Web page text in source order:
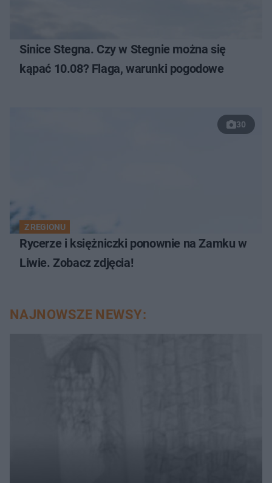
Sinice Stegna. Czy w Stegnie można się
kąpać 10.08? Flaga, warunki pogodowe
30
Z REGIONU
Rycerze i księżniczki ponownie na Zamku w
Liwie. Zobacz zdjęcia!
NAJNOWSZE NEWSY: